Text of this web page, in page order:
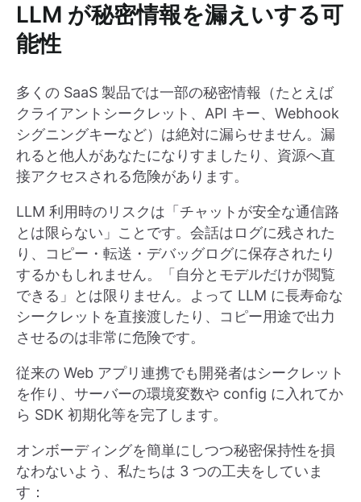
LLM が秘密情報を漏えいする可
能性
多くの SaaS 製品では一部の秘密情報（たとえば
クライアントシークレット、API キー、Webhook
シグニングキーなど）は絶対に漏らせません。漏
れると他人があなたになりすましたり、資源へ直
接アクセスされる危険があります。
LLM 利用時のリスクは「チャットが安全な通信路
とは限らない」ことです。会話はログに残された
り、コピー・転送・デバッグログに保存されたり
するかもしれません。「自分とモデルだけが閲覧
できる」とは限りません。よって LLM に長寿命な
シークレットを直接渡したり、コピー用途で出力
させるのは非常に危険です。
従来の Web アプリ連携でも開発者はシークレット
を作り、サーバーの環境変数や config に入れてか
ら SDK 初期化等を完了します。
オンボーディングを簡単にしつつ秘密保持性を損
なわないよう、私たちは 3 つの工夫をしていま
す：